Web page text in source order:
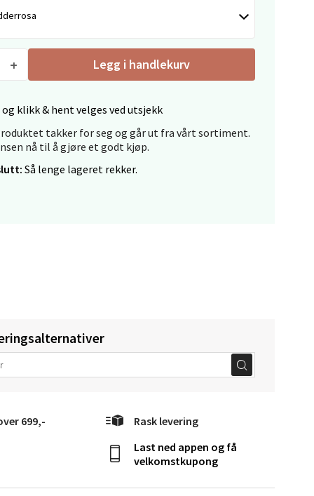
Legg i handlekurv
klikk & hent velges ved utsjekk
takker for seg og går ut fra vårt sortiment.
nå til å gjøre et godt kjøp.
Så lenge lageret rekker.
699,- Rask levering
Last ned appen og få
velkomstkupong